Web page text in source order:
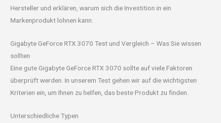
Hersteller und erklären, warum sich die Investition in ein
Markenprodukt lohnen kann.
Gigabyte GeForce RTX 3070 Test und Vergleich – Was Sie wissen
sollten
Eine gute Gigabyte GeForce RTX 3070 sollte auf viele Faktoren
überprüft werden. In unserem Test gehen wir auf die wichtigsten
Kriterien ein, um Ihnen zu helfen, das beste Produkt zu finden.
Unterschiedliche Typen